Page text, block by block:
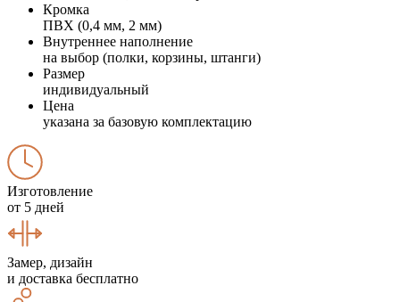
Кромка
ПВХ (0,4 мм, 2 мм)
Внутреннее наполнение
на выбор (полки, корзины, штанги)
Размер
индивидуальный
Цена
указана за базовую комплектацию
Изготовление
от 5 дней
Замер, дизайн
и доставка бесплатно